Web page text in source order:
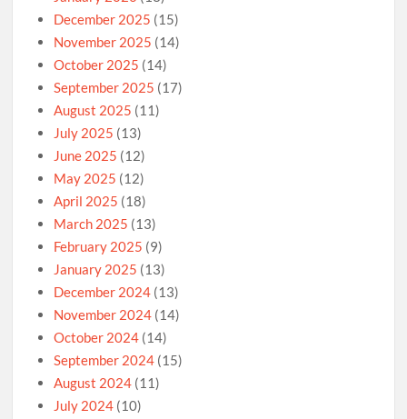
December 2025 (15)
November 2025 (14)
October 2025 (14)
September 2025 (17)
August 2025 (11)
July 2025 (13)
June 2025 (12)
May 2025 (12)
April 2025 (18)
March 2025 (13)
February 2025 (9)
January 2025 (13)
December 2024 (13)
November 2024 (14)
October 2024 (14)
September 2024 (15)
August 2024 (11)
July 2024 (10)